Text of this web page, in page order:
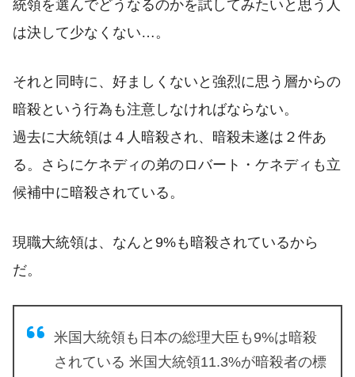
統領を選んでどうなるのかを試してみたいと思う人
は決して少なくない…。
それと同時に、好ましくないと強烈に思う層からの
暗殺という行為も注意しなければならない。
過去に大統領は４人暗殺され、暗殺未遂は２件あ
る。さらにケネディの弟のロバート・ケネディも立
候補中に暗殺されている。
現職大統領は、なんと9%も暗殺されているから
だ。
米国大統領も日本の総理大臣も9%は暗殺
されている 米国大統領11.3%が暗殺者の標